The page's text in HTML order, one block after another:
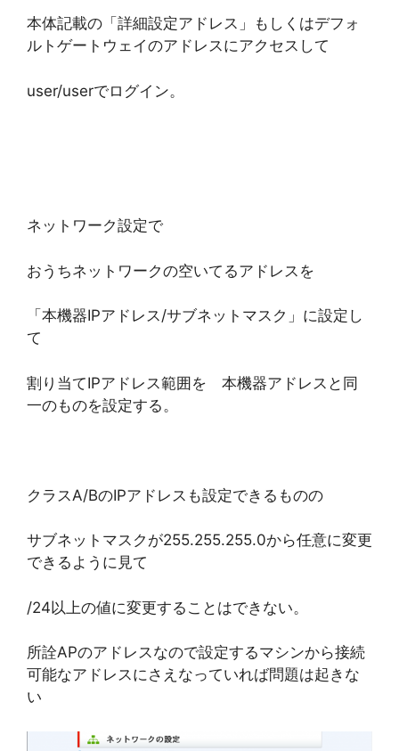
本体記載の「詳細設定アドレス」もしくはデフォ
ルトゲートウェイのアドレスにアクセスして
user/userでログイン。
ネットワーク設定で
おうちネットワークの空いてるアドレスを
「本機器IPアドレス/サブネットマスク」に設定し
て
割り当てIPアドレス範囲を 本機器アドレスと同
一のものを設定する。
クラスA/BのIPアドレスも設定できるものの
サブネットマスクが255.255.255.0から任意に変更
できるように見て
/24以上の値に変更することはできない。
所詮APのアドレスなので設定するマシンから接続
可能なアドレスにさえなっていれば問題は起きな
い